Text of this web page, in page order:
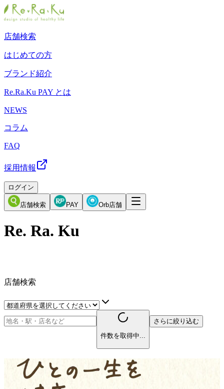
店舗検索
はじめての方
ブランド紹介
Re.Ra.Ku PAY とは
NEWS
コラム
FAQ
採用情報
ログイン
店舗検索 PAY Orb店舗
Re. Ra. Ku
店舗検索
件数を取得中...
さらに絞り込む